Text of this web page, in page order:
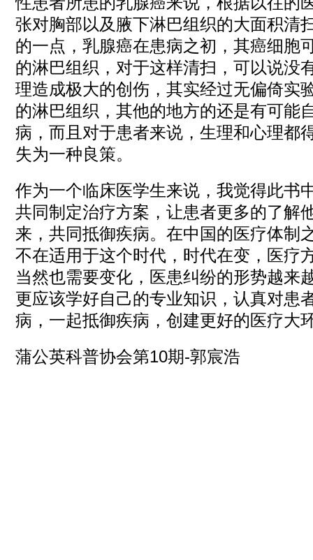
张对胸部以及腋下淋巴组织的大面积清
的一点，乳腺癌在患病之初，其癌细胞
的淋巴组织，对于这样清扫，可以说没
理造成极大的创伤，其实经过无偏倚实
的淋巴组织，其他的地方的还是有可能
病，而且对于患者来说，生理和心理都
失为一种良策。
作为一个临床医学生来说，我觉得此书
共同制定治疗方案，让患者更多的了解
来，共同抵御疾病。在中国的医疗体制
不在适用于这个时代，时代在变，医疗
当然也需要变化，医患纠纷的形势越来
更应该学好自己的专业知识，认真对患
病，一起抵御疾病，创建更好的医疗大
蒲公英科普协会第10期-郭宸浩